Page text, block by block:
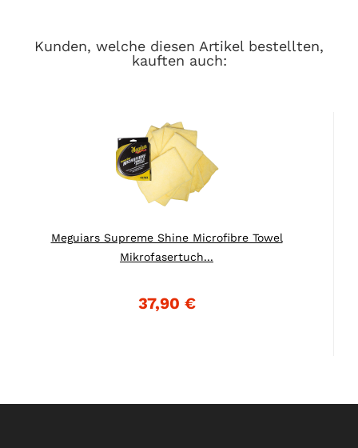
Kunden, welche diesen Artikel bestellten,
kauften auch:
Meguiars Supreme Shine Microfibre Towel
Mikrofasertuch...
37,90 €